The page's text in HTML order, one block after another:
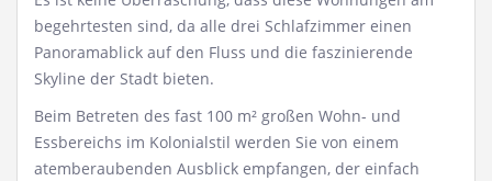
begehrtesten sind, da alle drei Schlafzimmer einen
Panoramablick auf den Fluss und die faszinierende
Skyline der Stadt bieten.
Beim Betreten des fast 100 m² großen Wohn- und
Essbereichs im Kolonialstil werden Sie von einem
atemberaubenden Ausblick empfangen, der einfach